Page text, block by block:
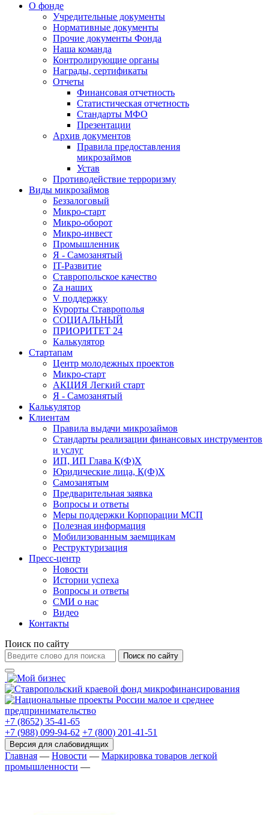
О фонде
Учредительные документы
Нормативные документы
Прочие документы Фонда
Наша команда
Контролирующие органы
Награды, сертификаты
Отчеты
Финансовая отчетность
Статистическая отчетность
Стандарты МФО
Презентации
Архив документов
Правила предоставления
микрозаймов
Устав
Противодействие терроризму
Виды микрозаймов
Беззалоговый
Микро-старт
Микро-оборот
Микро-инвест
Промышленник
Я - Самозанятый
IT-Развитие
Ставропольское качество
Za наших
V поддержку
Курорты Ставрополья
СОЦИАЛЬНЫЙ
ПРИОРИТЕТ 24
Калькулятор
Стартапам
Центр молодежных проектов
Микро-старт
АКЦИЯ Легкий старт
Я - Самозанятый
Калькулятор
Клиентам
Правила выдачи микрозаймов
Стандарты реализации финансовых инструментов
и услуг
ИП, ИП Глава К(Ф)Х
Юридические лица, К(Ф)Х
Самозанятым
Предварительная заявка
Вопросы и ответы
Меры поддержки Корпорации МСП
Полезная информация
Мобилизованным заемщикам
Реструктуризация
Пресс-центр
Новости
Истории успеха
Вопросы и ответы
СМИ о нас
Видео
Контакты
Поиск по сайту
Поиск по сайту
+7 (8652) 35-41-65
+7 (988) 099-94-62 +7 (800) 201-41-51
Главная — Новости — Маркировка товаров легкой
промышленности —